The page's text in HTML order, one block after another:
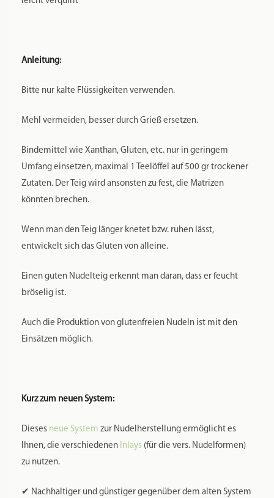
Anleitung:
Bitte nur kalte Flüssigkeiten verwenden.
Mehl vermeiden, besser durch Grieß ersetzen.
Bindemittel wie Xanthan, Gluten, etc. nur in geringem
Umfang einsetzen, maximal 1 Teelöffel auf 500 gr trockener
Zutaten. Der Teig wird ansonsten zu fest, die Matrizen
könnten brechen.
Wenn man den Teig länger knetet bzw. ruhen lässt,
entwickelt sich das Gluten von alleine.
Einen guten Nudelteig erkennt man daran, dass er feucht
bröselig ist.
Auch die Produktion von glutenfreien Nudeln ist mit den
Einsätzen möglich.
Kurz zum neuen System:
Dieses neue System zur Nudelherstellung ermöglicht es
Ihnen, die verschiedenen Inlays (für die vers. Nudelformen)
zu nutzen.
✔ Nachhaltiger und günstiger gegenüber dem alten System